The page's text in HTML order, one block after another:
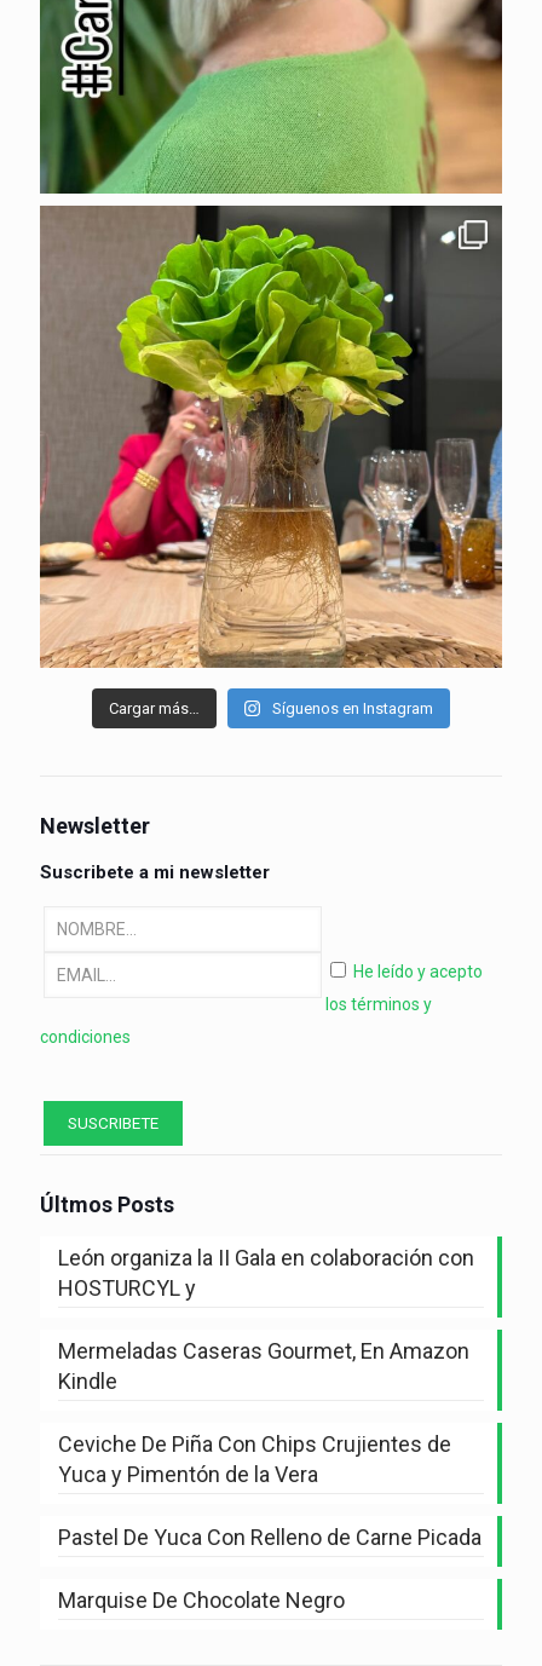
Cargar más… Síguenos en Instagram
Newsletter
Suscribete a mi newsletter
He leído y acepto
los términos y
condiciones
Últmos Posts
León organiza la II Gala en colaboración con
HOSTURCYL y
Mermeladas Caseras Gourmet, En Amazon
Kindle
Ceviche De Piña Con Chips Crujientes de
Yuca y Pimentón de la Vera
Pastel De Yuca Con Relleno de Carne Picada
Marquise De Chocolate Negro